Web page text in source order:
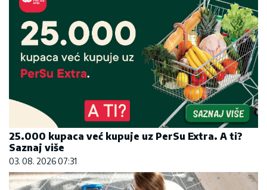
25.000 kupaca već kupuje uz PerSu Extra. A ti?
Saznaj više
03. 08. 2026 07:31